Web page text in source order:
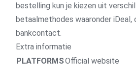
bestelling kun je kiezen uit
betaalmethodes waaronder iDeal,
bankcontact.
Extra informatie
PLATFORMSOfficial website